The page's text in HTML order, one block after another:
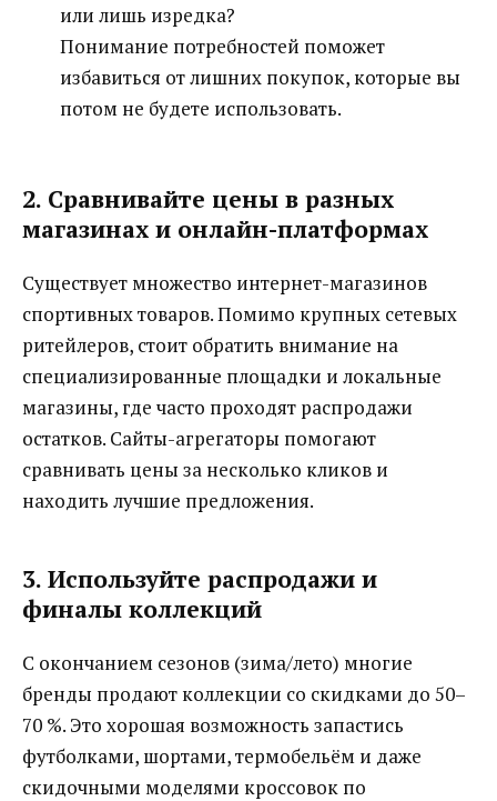
или лишь изредка?
Понимание потребностей поможет
избавиться от лишних покупок, которые вы
потом не будете использовать.
2. Сравнивайте цены в разных
магазинах и онлайн-платформах
Существует множество интернет-магазинов
спортивных товаров. Помимо крупных сетевых
ритейлеров, стоит обратить внимание на
специализированные площадки и локальные
магазины, где часто проходят распродажи
остатков. Сайты-агрегаторы помогают
сравнивать цены за несколько кликов и
находить лучшие предложения.
3. Используйте распродажи и
финалы коллекций
С окончанием сезонов (зима/лето) многие
бренды продают коллекции со скидками до 50–
70 %. Это хорошая возможность запастись
футболками, шортами, термобельём и даже
скидочными моделями кроссовок по